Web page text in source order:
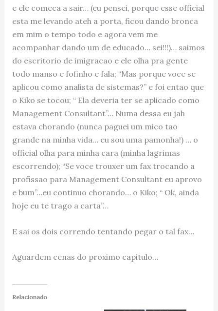
e ele comeca a sair… (eu pensei, porque esse official
esta me levando ateh a porta, ficou dando bronca
em mim o tempo todo e agora vem me
acompanhar dando um de educado… sei!!!)… saimos
do escritorio de imigracao e ele olha pra gente
todo manso e fofinho e fala; “Mas porque voce se
aplicou como analista de sistemas?” e foi entao que
o Kiko se tocou; “ Ela deveria ter se aplicado como
Management Consultant”… Numa dessa eu jah
estava chorando (nunca paguei um mico tao
grande na minha vida… eu sou uma pamonha!) … o
official olha para minha cara (minha lagrimas
escorrendo); “Se voce trouxer um fax trocando a
profissao para Management Consultant eu aprovo
e bum”…eu continuo chorando… o Kiko; “ Ok, ainda
hoje eu te trago a carta”…
E sai os dois correndo tentando pegar o tal fax…
Aguardem cenas do proximo capitulo…
Relacionado